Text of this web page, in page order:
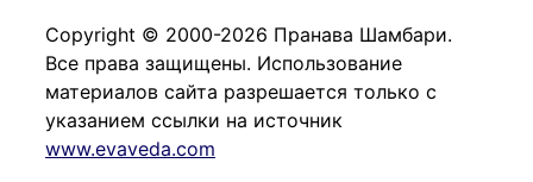
Copyright © 2000-2026 Пранава Шамбари.
Все права защищены. Использование
материалов сайта разрешается только с
указанием ссылки на источник
www.evaveda.com